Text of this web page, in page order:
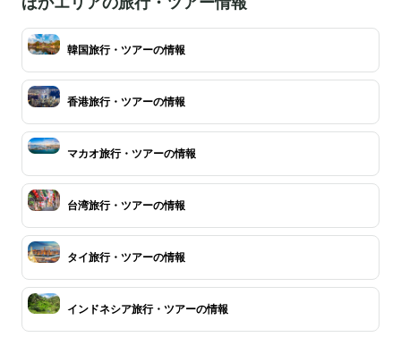
韓国旅行・ツアーの情報
香港旅行・ツアーの情報
マカオ旅行・ツアーの情報
台湾旅行・ツアーの情報
タイ旅行・ツアーの情報
インドネシア旅行・ツアーの情報